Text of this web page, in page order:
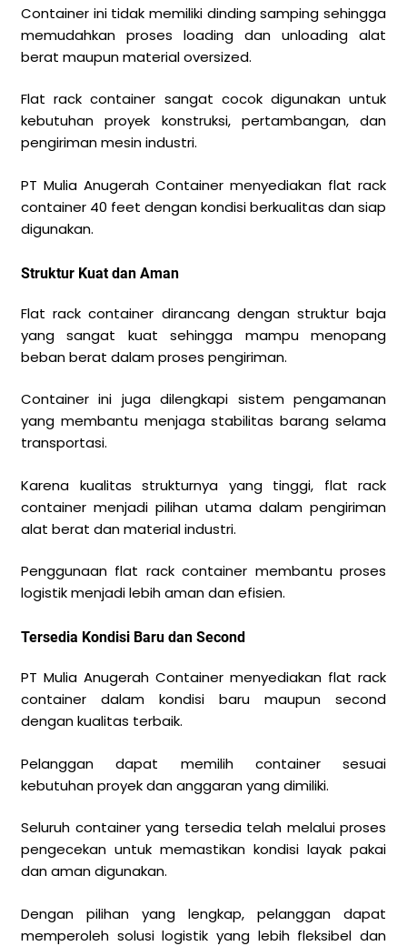
Container ini tidak memiliki dinding samping sehingga
memudahkan proses loading dan unloading alat
berat maupun material oversized.
Flat rack container sangat cocok digunakan untuk
kebutuhan proyek konstruksi, pertambangan, dan
pengiriman mesin industri.
PT Mulia Anugerah Container menyediakan flat rack
container 40 feet dengan kondisi berkualitas dan siap
digunakan.
Struktur Kuat dan Aman
Flat rack container dirancang dengan struktur baja
yang sangat kuat sehingga mampu menopang
beban berat dalam proses pengiriman.
Container ini juga dilengkapi sistem pengamanan
yang membantu menjaga stabilitas barang selama
transportasi.
Karena kualitas strukturnya yang tinggi, flat rack
container menjadi pilihan utama dalam pengiriman
alat berat dan material industri.
Penggunaan flat rack container membantu proses
logistik menjadi lebih aman dan efisien.
Tersedia Kondisi Baru dan Second
PT Mulia Anugerah Container menyediakan flat rack
container dalam kondisi baru maupun second
dengan kualitas terbaik.
Pelanggan dapat memilih container sesuai
kebutuhan proyek dan anggaran yang dimiliki.
Seluruh container yang tersedia telah melalui proses
pengecekan untuk memastikan kondisi layak pakai
dan aman digunakan.
Dengan pilihan yang lengkap, pelanggan dapat
memperoleh solusi logistik yang lebih fleksibel dan